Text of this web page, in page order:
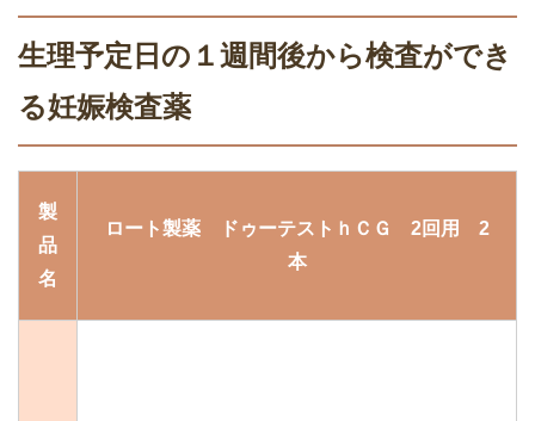
生理予定日の１週間後から検査ができ
る妊娠検査薬
製
品
名
ロート製薬 ドゥーテストｈＣＧ 2回用 2
本